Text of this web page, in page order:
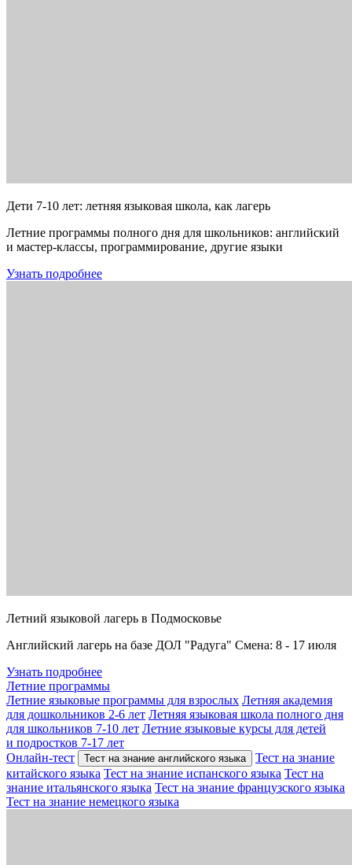
Дети 7-10 лет: летняя языковая школа, как лагерь
Летние программы полного дня для школьников: английский
и мастер-классы, программирование, другие языки
Узнать подробнее
Летний языковой лагерь в Подмосковье
Английский лагерь на базе ДОЛ "Радуга" Смена: 8 - 17 июля
Узнать подробнее
Летние программы
Летние языковые программы для взрослых Летняя академия
для дошкольников 2-6 лет Летняя языковая школа полного дня
для школьников 7-10 лет Летние языковые курсы для детей
и подростков 7-17 лет
Онлайн-тест
Тест на знание английского языка
Тест на знание
китайского языка Тест на знание испанского языка Тест на
знание итальянского языка Тест на знание французского языка
Тест на знание немецкого языка